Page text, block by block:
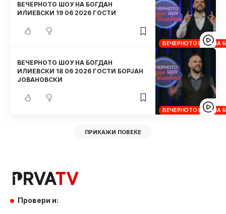
ВЕЧЕРНОТО ШОУ НА
ВЕЧЕРНОТО ШОУ НА БОГДАН
ИЛИЕВСКИ 19 06 2026 ГОСТИ
ВЕЧЕРНОТО ШОУ НА
ВЕЧЕРНОТО ШОУ НА БОГДАН
ИЛИЕВСКИ 18 06 2026 ГОСТИ БОРЈАН
ЈОВАНОВСКИ
ПРИКАЖИ ПОВЕЌЕ
Провери и: